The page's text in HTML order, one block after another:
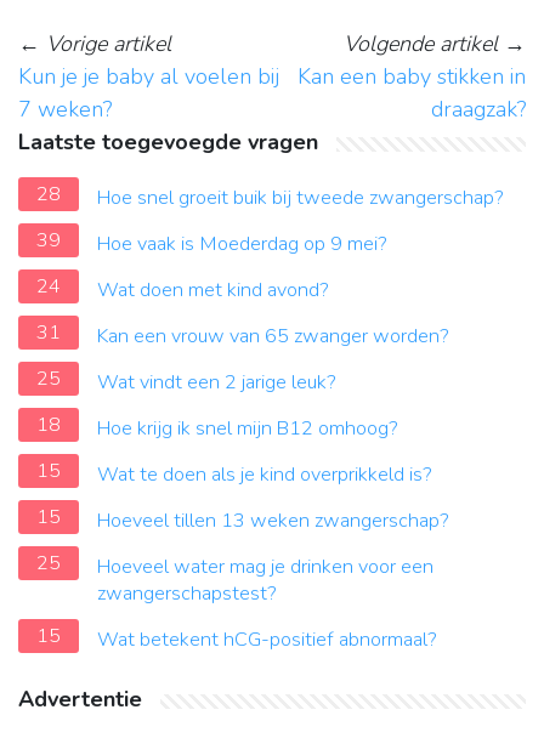
← Vorige artikel
Kun je je baby al voelen bij
7 weken?
Volgende artikel→
Kan een baby stikken in
draagzak?
Laatste toegevoegde vragen
28
Hoe snel groeit buik bij tweede zwangerschap?
39
Hoe vaak is Moederdag op 9 mei?
24
Wat doen met kind avond?
31
Kan een vrouw van 65 zwanger worden?
25
Wat vindt een 2 jarige leuk?
18
Hoe krijg ik snel mijn B12 omhoog?
15
Wat te doen als je kind overprikkeld is?
15
Hoeveel tillen 13 weken zwangerschap?
25
Hoeveel water mag je drinken voor een
zwangerschapstest?
15
Wat betekent hCG-positief abnormaal?
Advertentie